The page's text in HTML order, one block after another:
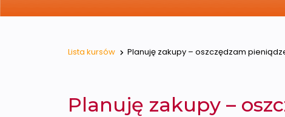
Lista kursów Planuję zakupy – oszczędzam
Planuję zakupy –